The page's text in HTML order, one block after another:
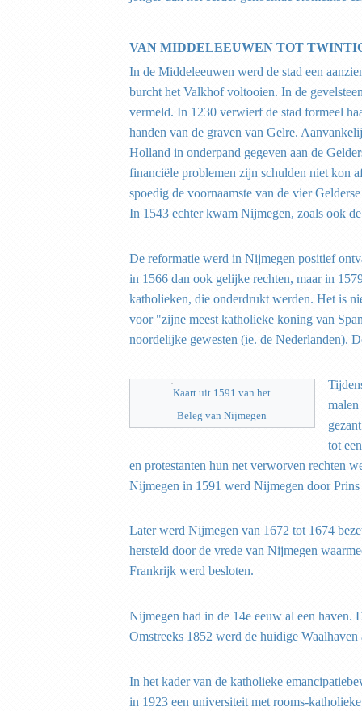
VAN MIDDELEEUWEN TOT
In de Middeleeuwen werd de stad een
burcht het Valkhof voltooien. In de
vermeld. In 1230 verwierf de stad formeel
handen van de graven van Gelre.
Holland in onderpand gegeven aan de
financiële problemen zijn schulden niet kon
spoedig de voornaamste van de vier
In 1543 echter kwam Nijmegen, zoals ook
De reformatie werd in Nijmegen positief
in 1566 dan ook gelijke rechten, maar in
katholieken, die onderdrukt werden. Het is
voor "zijne meest katholieke koning van
noordelijke gewesten (ie. de Nederlanden).
Kaart uit 1591 van het
Beleg van Nijmegen
malen
tot
en protestanten hun net verworven rechten
Nijmegen in 1591 werd Nijmegen door
Later werd Nijmegen van 1672 tot 1674
hersteld door de vrede van Nijmegen
Frankrijk werd besloten.
Nijmegen had in de 14e eeuw al een haven.
Omstreeks 1852 werd de huidige
In het kader van de katholieke
in 1923 een universiteit met rooms-